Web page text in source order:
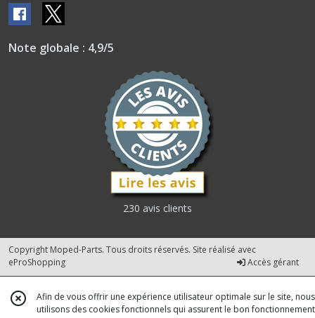
Note globale : 4,9/5
230 avis clients
Copyright Moped-Parts. Tous droits réservés. Site réalisé avec
eProShopping
Accès gérant
Afin de vous offrir une expérience utilisateur optimale sur le site, nous
utilisons des cookies fonctionnels qui assurent le bon fonctionnement